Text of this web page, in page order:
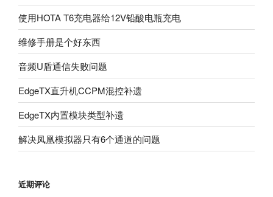
使用HOTA T6充电器给12V铅酸电瓶充电
维修手册是个好东西
音频U盾通信失败问题
EdgeTX直升机CCPM混控补遗
EdgeTX内置模块类型补遗
解决凤凰模拟器只有6个通道的问题
近期评论